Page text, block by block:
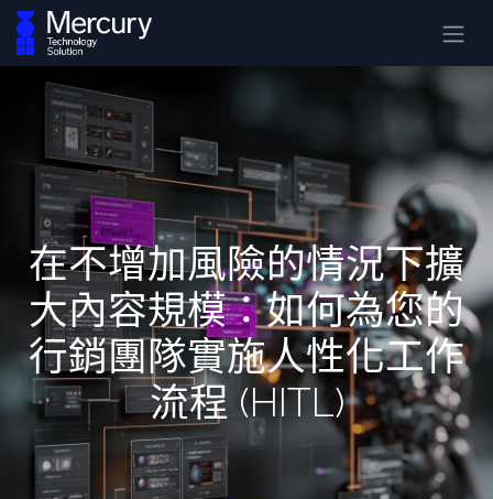
在不增加風險的情況下擴
大內容規模：如何為您的
行銷團隊實施人性化工作
流程 (HITL)